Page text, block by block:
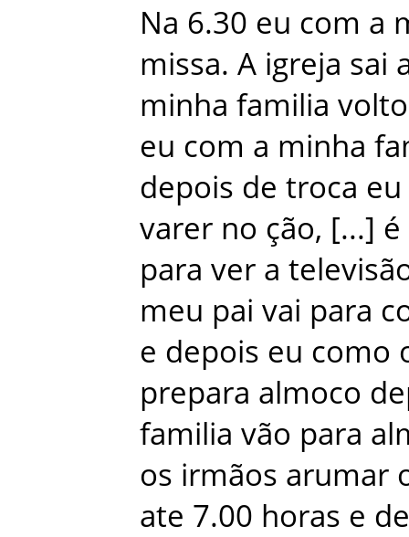
Na 6.30 eu com a
missa. A igreja sai
minha familia
eu com a minha
depois de troca eu
varer no ção,
é
para ver a
meu pai vai para
e depois eu como
prepara almoco
familia vão para
os irmãos arumar
ate 7.00 horas e